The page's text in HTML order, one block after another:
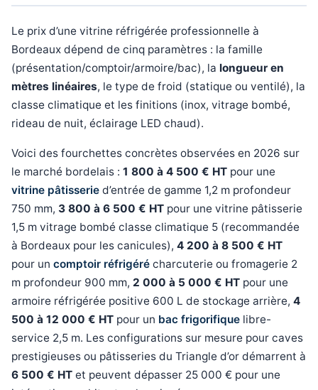
Le prix d’une vitrine réfrigérée professionnelle à
Bordeaux dépend de cinq paramètres : la famille
(présentation/comptoir/armoire/bac), la longueur en
mètres linéaires, le type de froid (statique ou ventilé), la
classe climatique et les finitions (inox, vitrage bombé,
rideau de nuit, éclairage LED chaud).
Voici des fourchettes concrètes observées en 2026 sur
le marché bordelais : 1 800 à 4 500 € HT pour une
vitrine pâtisserie d’entrée de gamme 1,2 m profondeur
750 mm, 3 800 à 6 500 € HT pour une vitrine pâtisserie
1,5 m vitrage bombé classe climatique 5 (recommandée
à Bordeaux pour les canicules), 4 200 à 8 500 € HT
pour un comptoir réfrigéré charcuterie ou fromagerie 2
m profondeur 900 mm, 2 000 à 5 000 € HT pour une
armoire réfrigérée positive 600 L de stockage arrière, 4
500 à 12 000 € HT pour un bac frigorifique libre-
service 2,5 m. Les configurations sur mesure pour caves
prestigieuses ou pâtisseries du Triangle d’or démarrent à
6 500 € HT et peuvent dépasser 25 000 € pour une